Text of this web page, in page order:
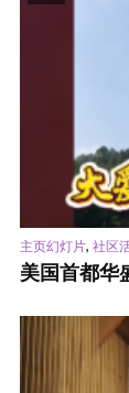
主页幻灯片, 社区
美国首都华